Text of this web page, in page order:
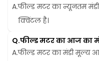
A.फील्ड मटर का न्यूनतम मंडी
क्विंटल है।
Q.फील्ड मटर का आज का
A.फील्ड मटर का मंडी मूल्य